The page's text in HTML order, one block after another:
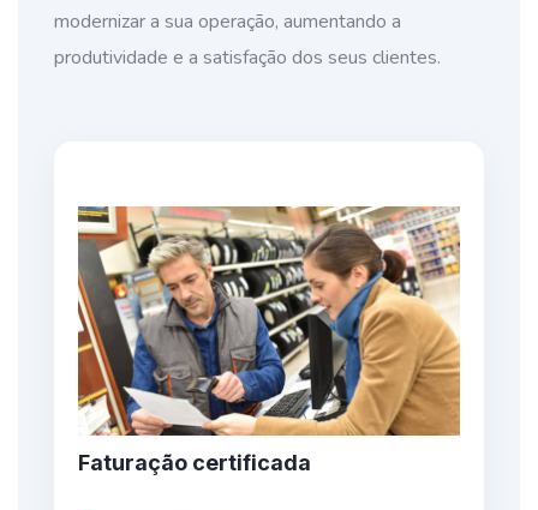
modernizar a sua operação, aumentando a
produtividade e a satisfação dos seus clientes.
Faturação certificada